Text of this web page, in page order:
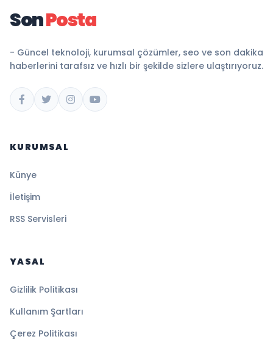
SonPosta
- Güncel teknoloji, kurumsal çözümler, seo ve son dakika
haberlerini tarafsız ve hızlı bir şekilde sizlere ulaştırıyoruz.
KURUMSAL
Künye
İletişim
RSS Servisleri
YASAL
Gizlilik Politikası
Kullanım Şartları
Çerez Politikası